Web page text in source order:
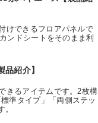
けできるフロアパネルで
ンドシートをそのまま利
紹介】
きるアイテムです。2枚構
準タイプ」「両側ステッ
。